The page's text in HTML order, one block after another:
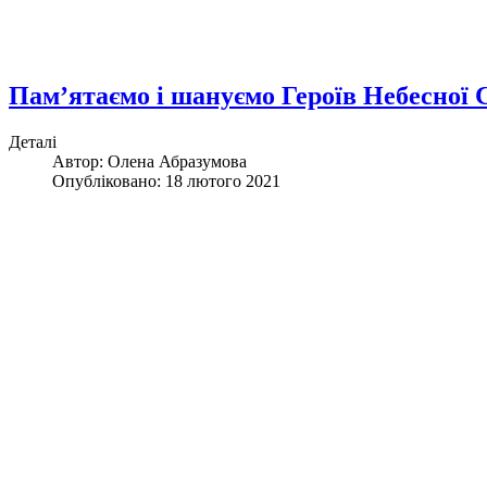
Пам’ятаємо і шануємо Героїв Небесної
Деталі
Автор: Олена Абразумова
Опубліковано: 18 лютого 2021